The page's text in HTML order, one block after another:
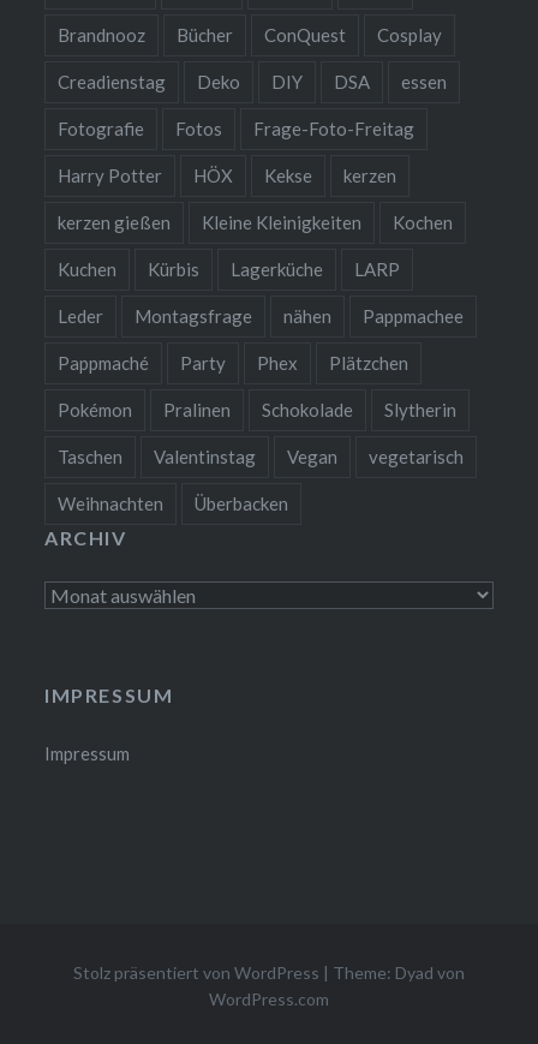
Brandnooz Bücher ConQuest Cosplay
Creadienstag Deko DIY DSA essen
Fotografie Fotos Frage-Foto-Freitag
Harry Potter HÖX Kekse kerzen
kerzen gießen Kleine Kleinigkeiten Kochen
Kuchen Kürbis Lagerküche LARP
Leder Montagsfrage nähen Pappmachee
Pappmaché Party Phex Plätzchen
Pokémon Pralinen Schokolade Slytherin
Taschen Valentinstag Vegan vegetarisch
Weihnachten Überbacken
ARCHIV
Archiv
IMPRESSUM
Impressum
Stolz präsentiert von WordPress | Theme: Dyad von
WordPress.com